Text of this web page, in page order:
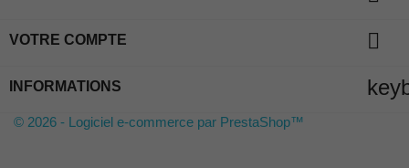
VOTRE COMPTE 
INFORMATIONS
© 2026 - Logiciel e-commerce par PrestaShop™